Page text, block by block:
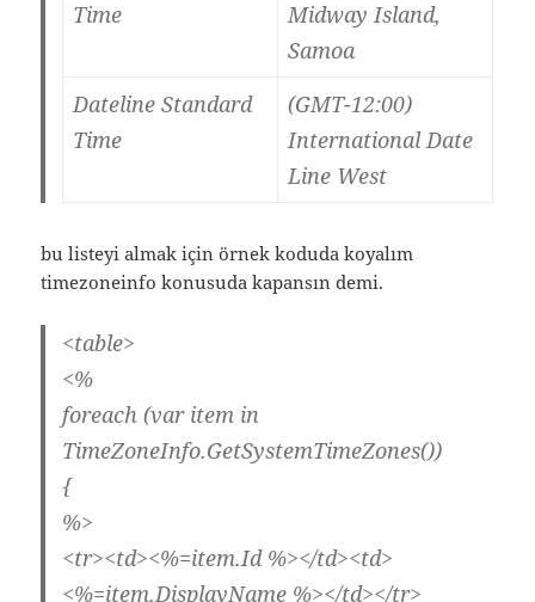
Time
Midway Island,
Samoa
Dateline Standard
Time
(GMT-12:00)
International Date
Line West
bu listeyi almak için örnek koduda koyalım
timezoneinfo konusuda kapansın demi.
<table>
<%
foreach (var item in
TimeZoneInfo.GetSystemTimeZones())
{
%>
<tr><td><%=item.Id %></td><td>
<%=item.DisplayName %></td></tr>